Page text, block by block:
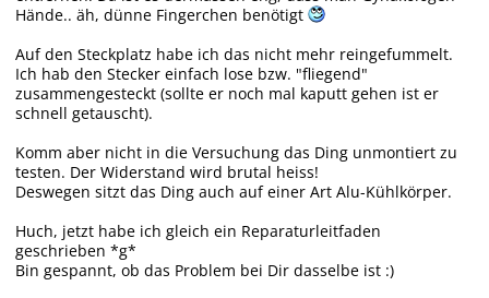
Hände.. äh, dünne Fingerchen benötigt
Auf den Steckplatz habe ich das nicht mehr reingefummelt.
Ich hab den Stecker einfach lose bzw. "fliegend"
zusammengesteckt (sollte er noch mal kaputt gehen ist er
schnell getauscht).
Komm aber nicht in die Versuchung das Ding unmontiert zu
testen. Der Widerstand wird brutal heiss!
Deswegen sitzt das Ding auch auf einer Art Alu-Kühlkörper.
Huch, jetzt habe ich gleich ein Reparaturleitfaden
geschrieben *g*
Bin gespannt, ob das Problem bei Dir dasselbe ist :)